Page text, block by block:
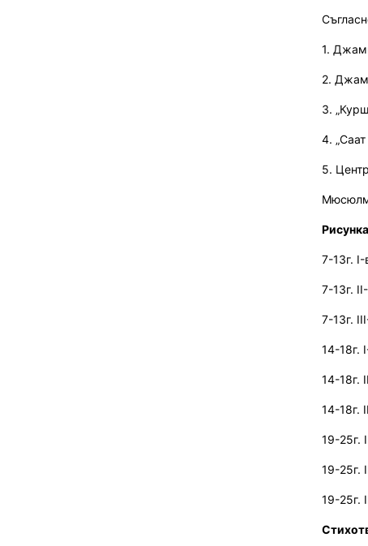
1.
2.
3.
4.
5.
Рисунка
7-13г. I-
7-13г.
7-13г.
14-18г.
14-18г.
14-18г.
19-25г.
19-25г.
19-25г.